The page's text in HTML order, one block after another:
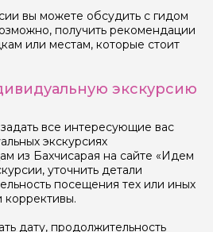
вы можете обсудить с гидом
получить рекомендации
или местам, которые стоит
экскурсию
все интересующие вас
экскурсиях
из Бахчисарая на сайте «Идем
уточнить детали
посещения тех или иных
коррективы.
дату, продолжительность